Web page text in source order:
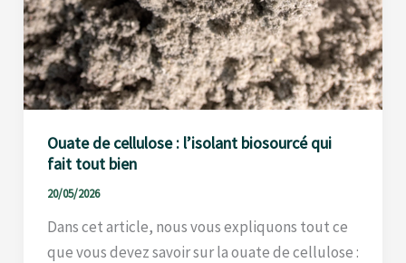
Ouate de cellulose : l’isolant biosourcé qui
fait tout bien
20/05/2026
Dans cet article, nous vous expliquons tout ce
que vous devez savoir sur la ouate de cellulose :